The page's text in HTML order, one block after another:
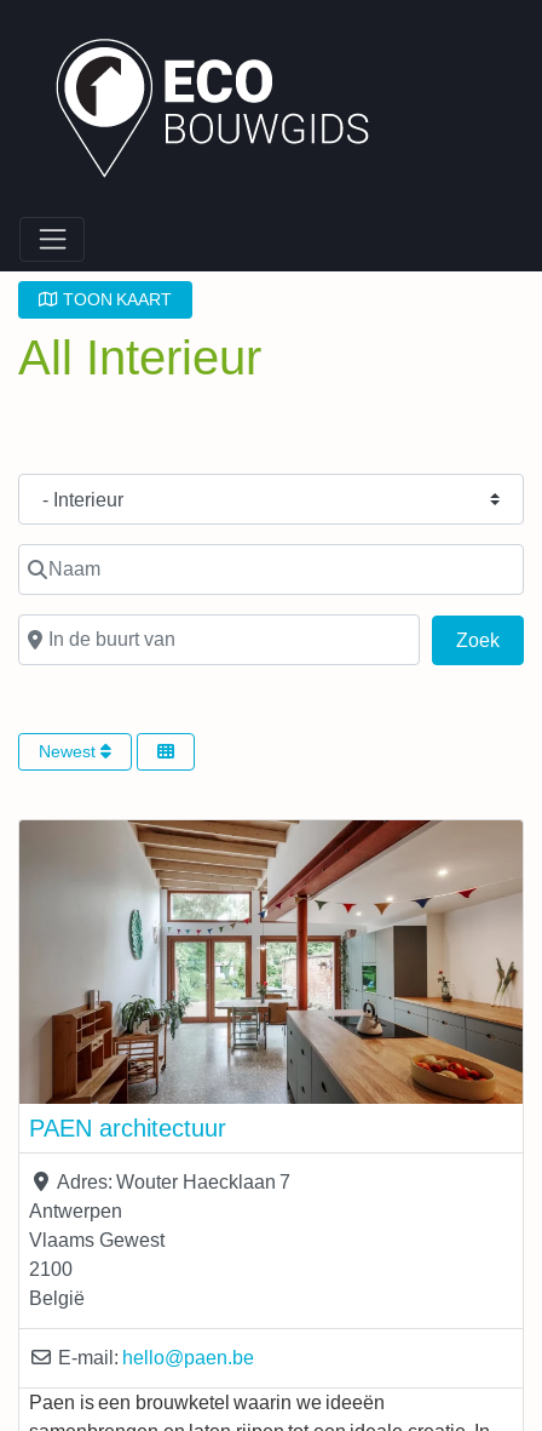
TOON KAART
All Interieur
Naam
In de buurt van
ZoekZoek
Newest
PAEN architectuur
Adres: Wouter Haecklaan 7
Antwerpen
Vlaams Gewest
2100
België
E-mail: hello@paen.be
Paen is een brouwketel waarin we ideeën